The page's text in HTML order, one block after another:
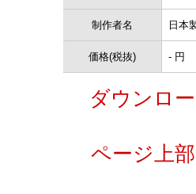
制作者名 日本
価格(税抜) - 円
ダウンロ
ページ上